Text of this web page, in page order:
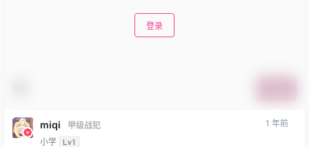
登录
miqi
甲级战犯
小学 Lv1
1 年前